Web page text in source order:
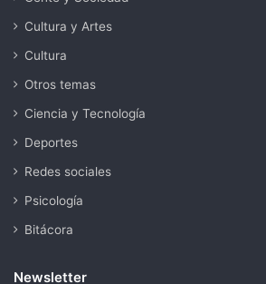
Cultura y Artes
Cultura
Otros temas
Ciencia y Tecnología
Deportes
Redes sociales
Psicología
Bitácora
Newsletter